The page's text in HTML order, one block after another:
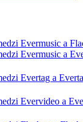
Evermusic a
Evermusic a
Evertag a
Evervideo a